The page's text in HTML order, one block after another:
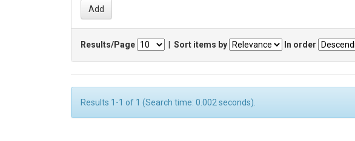
Results/Page Sort items by In order
Results 1-1 of 1 (Search time: 0.002 seconds).